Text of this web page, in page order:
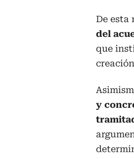
De esta
del
que
y